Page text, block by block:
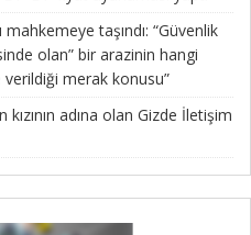
taşındı: “Güvenlik
olan” bir arazinin hangi
merak konusu”
adına olan Gizde İletişim